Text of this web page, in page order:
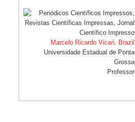
Marcelo Ricardo Vicari, Brazil
Universidade Estadual de Ponta
Grossa
Professor